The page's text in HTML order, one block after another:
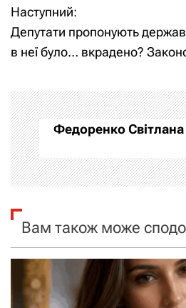
в
і
а
ц
і
а
п
Наступний:
Депутати пропонують
в неї було… вкрадено?
Федоренко Світлана
Вам також може